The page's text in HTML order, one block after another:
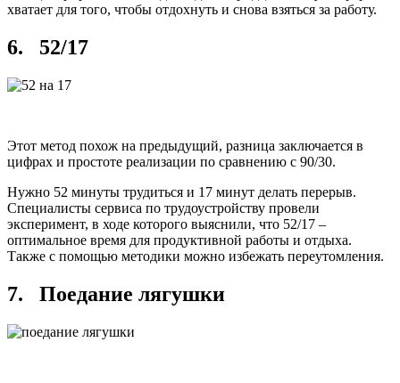
хватает для того, чтобы отдохнуть и снова взяться за работу.
6. 52/17
Этот метод похож на предыдущий, разница заключается в
цифрах и простоте реализации по сравнению с 90/30.
Нужно 52 минуты трудиться и 17 минут делать перерыв.
Специалисты сервиса по трудоустройству провели
эксперимент, в ходе которого выяснили, что 52/17 –
оптимальное время для продуктивной работы и отдыха.
Также с помощью методики можно избежать переутомления.
7. Поедание лягушки